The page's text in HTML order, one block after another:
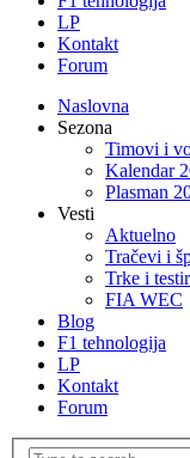
LP
Kontakt
Forum
Naslovna
Sezona
Timovi i
Kalendar
Plasman
Vesti
Aktuelno
Tračevi i
Trke i
FIA WEC
Blog
F1 tehnologija
LP
Kontakt
Forum